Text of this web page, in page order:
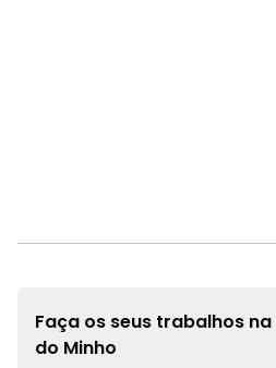
Faça os seus trabalhos na
do Minho